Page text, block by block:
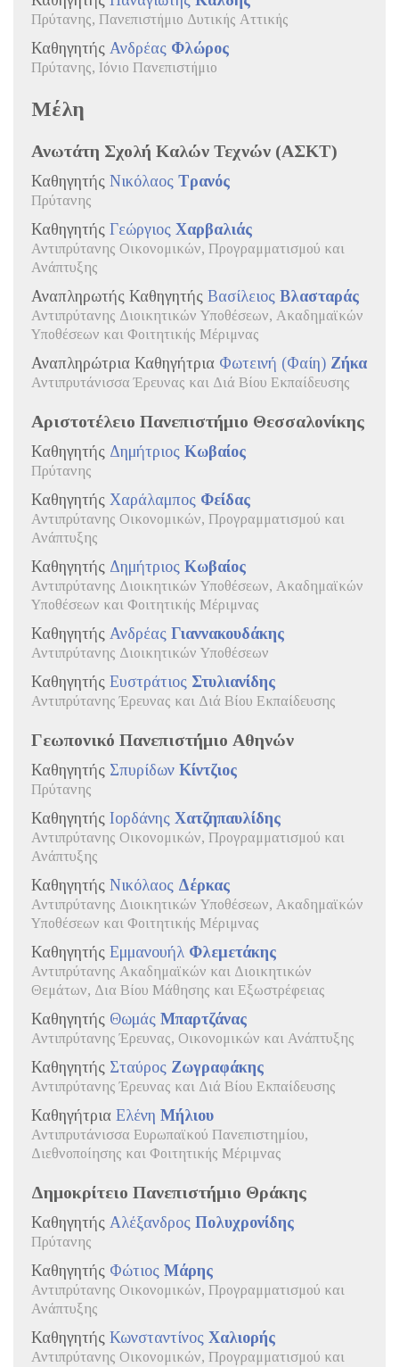
Πρύτανης, Πανεπιστήμιο Δυτικής Αττικής
Καθηγητής Ανδρέας Φλώρος
Πρύτανης, Ιόνιο Πανεπιστήμιο
Μέλη
Ανωτάτη Σχολή Καλών Τεχνών (ΑΣΚΤ)
Καθηγητής Νικόλαος Τρανός
Πρύτανης
Καθηγητής Γεώργιος Χαρβαλιάς
Αντιπρύτανης Οικονομικών, Προγραμματισμού και
Ανάπτυξης
Αναπληρωτής Καθηγητής Βασίλειος Βλασταράς
Αντιπρύτανης Διοικητικών Υποθέσεων, Ακαδημαϊκών
Υποθέσεων και Φοιτητικής Μέριμνας
Αναπληρώτρια Καθηγήτρια Φωτεινή (Φαίη) Ζήκα
Αντιπρυτάνισσα Έρευνας και Διά Βίου Εκπαίδευσης
Αριστοτέλειο Πανεπιστήμιο Θεσσαλονίκης
Καθηγητής Δημήτριος Κωβαίος
Πρύτανης
Καθηγητής Χαράλαμπος Φείδας
Αντιπρύτανης Οικονομικών, Προγραμματισμού και
Ανάπτυξης
Καθηγητής Δημήτριος Κωβαίος
Αντιπρύτανης Διοικητικών Υποθέσεων, Ακαδημαϊκών
Υποθέσεων και Φοιτητικής Μέριμνας
Καθηγητής Ανδρέας Γιαννακουδάκης
Αντιπρύτανης Διοικητικών Υποθέσεων
Καθηγητής Ευστράτιος Στυλιανίδης
Αντιπρύτανης Έρευνας και Διά Βίου Εκπαίδευσης
Γεωπονικό Πανεπιστήμιο Αθηνών
Καθηγητής Σπυρίδων Κίντζιος
Πρύτανης
Καθηγητής Ιορδάνης Χατζηπαυλίδης
Αντιπρύτανης Οικονομικών, Προγραμματισμού και
Ανάπτυξης
Καθηγητής Νικόλαος Δέρκας
Αντιπρύτανης Διοικητικών Υποθέσεων, Ακαδημαϊκών
Υποθέσεων και Φοιτητικής Μέριμνας
Καθηγητής Εμμανουήλ Φλεμετάκης
Αντιπρύτανης Ακαδημαϊκών και Διοικητικών
Θεμάτων, Δια Βίου Μάθησης και Εξωστρέφειας
Καθηγητής Θωμάς Μπαρτζάνας
Αντιπρύτανης Έρευνας, Οικονομικών και Ανάπτυξης
Καθηγητής Σταύρος Ζωγραφάκης
Αντιπρύτανης Έρευνας και Διά Βίου Εκπαίδευσης
Καθηγήτρια Ελένη Μήλιου
Αντιπρυτάνισσα Ευρωπαϊκού Πανεπιστημίου,
Διεθνοποίησης και Φοιτητικής Μέριμνας
Δημοκρίτειο Πανεπιστήμιο Θράκης
Καθηγητής Αλέξανδρος Πολυχρονίδης
Πρύτανης
Καθηγητής Φώτιος Μάρης
Αντιπρύτανης Οικονομικών, Προγραμματισμού και
Ανάπτυξης
Καθηγητής Κωνσταντίνος Χαλιορής
Αντιπρύτανης Οικονομικών, Προγραμματισμού και